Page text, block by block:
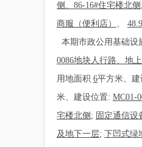
侧、86-16#住宅楼北侧 ;
商服（便利店） 、
本期市政公用基础设
0086地块人行路、地
用地面积 6平方米、建
米、建设位置: MC01-
宅楼北侧 ; 固定通信设
及地下一层; 下凹式绿